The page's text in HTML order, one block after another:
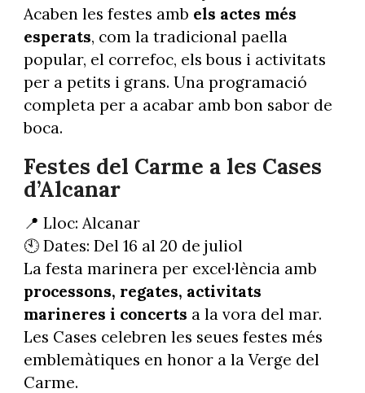
Acaben les festes amb els actes més
esperats, com la tradicional paella
popular, el correfoc, els bous i activitats
per a petits i grans. Una programació
completa per a acabar amb bon sabor de
boca.
Festes del Carme a les Cases
d’Alcanar
📍 Lloc: Alcanar
🕙 Dates: Del 16 al 20 de juliol
La festa marinera per excel·lència amb
processons, regates, activitats
marineres i concerts a la vora del mar.
Les Cases celebren les seues festes més
emblemàtiques en honor a la Verge del
Carme.